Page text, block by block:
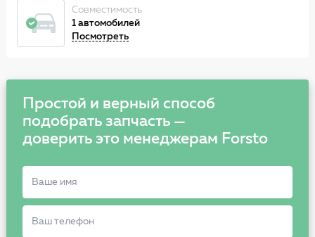
Совместимость
1 автомобилей
Посмотреть
Простой и верный способ
подобрать запчасть —
доверить это менеджерам Forsto